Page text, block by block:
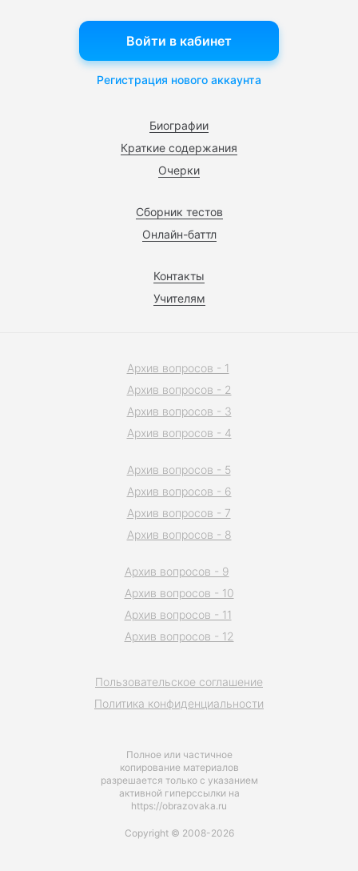
Биографии
Краткие содержания
Очерки
Сборник тестов
Онлайн-баттл
Контакты
Учителям
Войти в кабинет
Регистрация нового аккаунта
Полное или частичное
копирование материалов
разрешается только с указанием
активной гиперссылки на
https://obrazovaka.ru
Пользовательское соглашение
Политика конфиденциальности
Архив вопросов - 1
Архив вопросов - 2
Архив вопросов - 3
Архив вопросов - 4
Архив вопросов - 5
Архив вопросов - 6
Архив вопросов - 7
Архив вопросов - 8
Архив вопросов - 9
Архив вопросов - 10
Архив вопросов - 11
Архив вопросов - 12
Copyright © 2008-2026